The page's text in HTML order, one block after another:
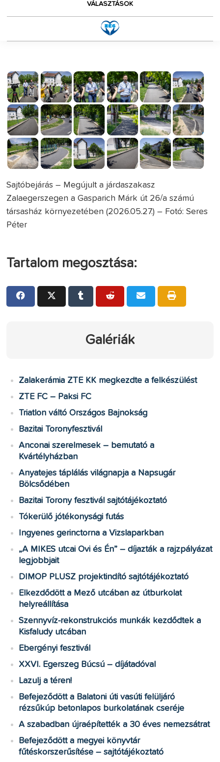
VÁLASZTÁSOK
Sajtóbejárás – Megújult a járdaszakasz
Zalaegerszegen a Gasparich Márk út 26/a számú
társasház környezetében (2026.05.27.) – Fotó: Seres
Péter
Tartalom megosztása:
Galériák
Zalakerámia ZTE KK megkezdte a felkészülést
ZTE FC – Paksi FC
Triatlon váltó Országos Bajnokság
Bazitai Toronyfesztivál
Anconai szerelmesek – bemutató a
Kvártélyházban
Anyatejes táplálás világnapja a Napsugár
Bölcsődében
Bazitai Torony fesztivál sajtótájékoztató
Tókerülő jótékonysági futás
Ingyenes gerinctorna a Vizslaparkban
„A MIKES utcai Ovi és Én” – díjazták a rajzpályázat
legjobbjait
DIMOP PLUSZ projektindító sajtótájékoztató
Elkezdődött a Mező utcában az útburkolat
helyreállítása
Szennyvíz-rekonstrukciós munkák kezdődtek a
Kisfaludy utcában
Ebergényi fesztivál
XXVI. Egerszeg Búcsú – díjátadóval
Lazulj a téren!
Befejeződött a Balatoni úti vasúti felüljáró
rézsűkúp betonlapos burkolatának cseréje
A szabadban újraépítették a 30 éves nemezsátrat
Befejeződött a megyei könyvtár
fűtéskorszerűsítése – sajtótájékoztató